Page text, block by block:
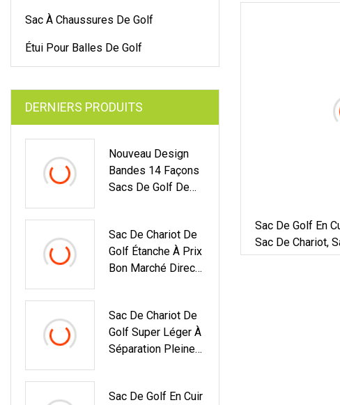
Sac À Chaussures De Golf
Étui Pour Balles De Golf
DERNIERS PRODUITS
Nouveau Design
Bandes 14 Façons
Sacs De Golf De
Légers
Sac De Chariot De
Golf Étanche À Prix
Bon Marché Direct
Sac De Chariot De
Golf Super Léger À
Séparation Pleine
Sac De Golf En Cuir
Sac De Golf En
Sac De Chariot,
Fournitures De